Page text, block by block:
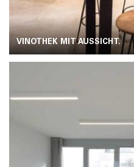
VINOTHEK MIT AUSSICHT.